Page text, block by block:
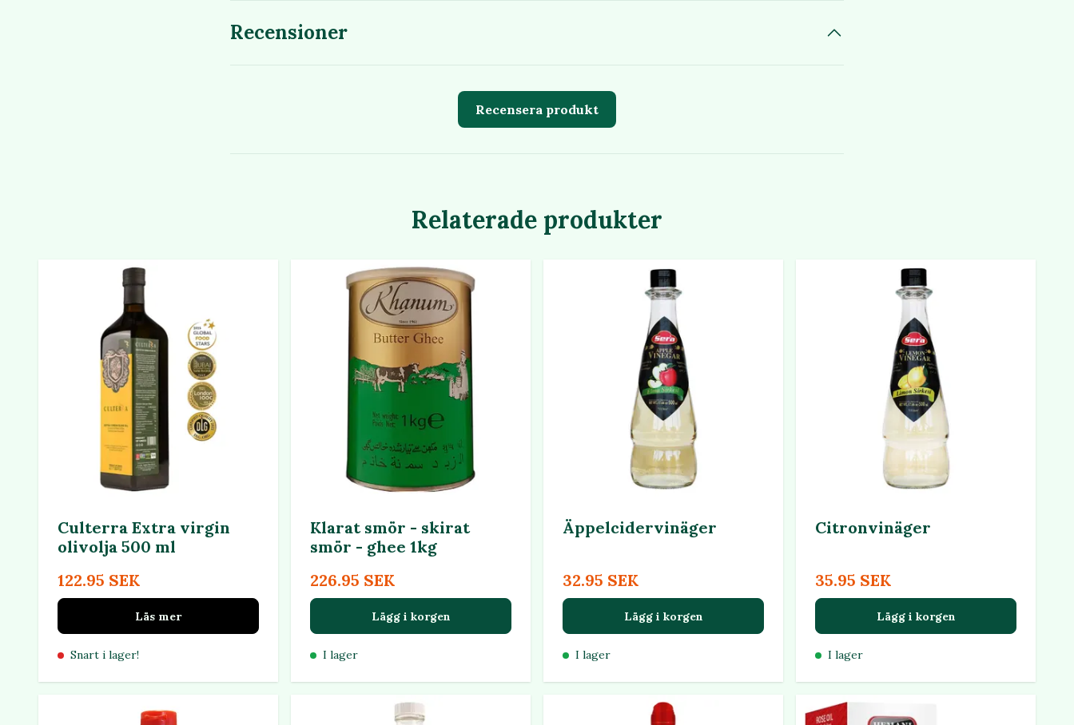
Recensioner
Recensera produkt
Relaterade produkter
Culterra Extra virgin
olivolja 500 ml
122.95 SEK
Läs mer
Snart i lager!
Klarat smör - skirat
smör - ghee 1kg
226.95 SEK
Lägg i korgen
I lager
Äppelcidervinäger
32.95 SEK
Lägg i korgen
I lager
Citronvinäger
35.95 SEK
Lägg i korgen
I lager